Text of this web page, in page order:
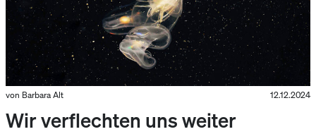
von Barbara Alt 12.12.2024
Wir verflechten uns weiter